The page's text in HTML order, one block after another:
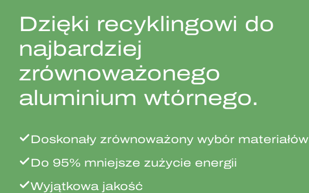
Dzięki recyklingowi do
najbardziej
zrównoważonego
aluminium wtórnego.
Doskonały zrównoważony wybór materiałów
Do 95% mniejsze zużycie energii
Wyjątkowa jakość